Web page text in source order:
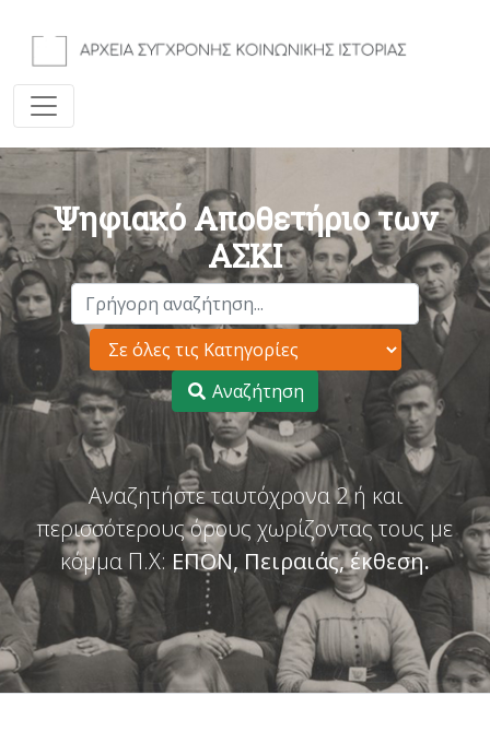
Ψηφιακό Αποθετήριο των
ΑΣΚΙ
Αναζήτηση
Αναζητήστε ταυτόχρονα 2 ή και
περισσότερους όρους χωρίζοντας τους με
κόμμα Π.Χ: ΕΠΟΝ, Πειραιάς, έκθεση.